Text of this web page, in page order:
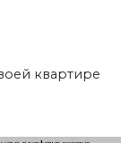
квартире